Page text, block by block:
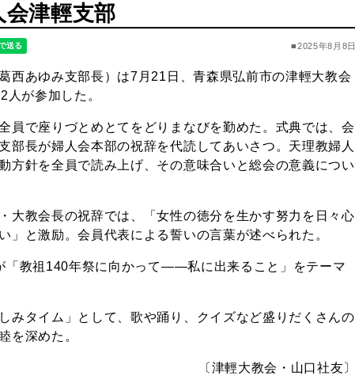
津輕支部
■2025年8月8日
西あゆみ支部長）は7月21日、青森県弘前市の津輕大教会
人が参加した。
員で座りづとめとてをどりまなびを勤めた。式典では、会
部長が婦人会本部の祝辞を代読してあいさつ。天理教婦人
方針を全員で読み上げ、その意味合いと総会の意義につい
大教会長の祝辞では、「女性の徳分を生かす努力を日々心
」と激励。会員代表による誓いの言葉が述べられた。
「教祖140年祭に向かって――私に出来ること」をテーマ
みタイム」として、歌や踊り、クイズなど盛りだくさんの
を深めた。
〔津輕大教会・山口社友〕